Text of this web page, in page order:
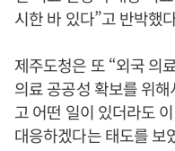
시한 바 있다”고 반박했
제주도청은 또 “외국 의
의료 공공성 확보를 위
고 어떤 일이 있더라도
대응하겠다는 태도를 보